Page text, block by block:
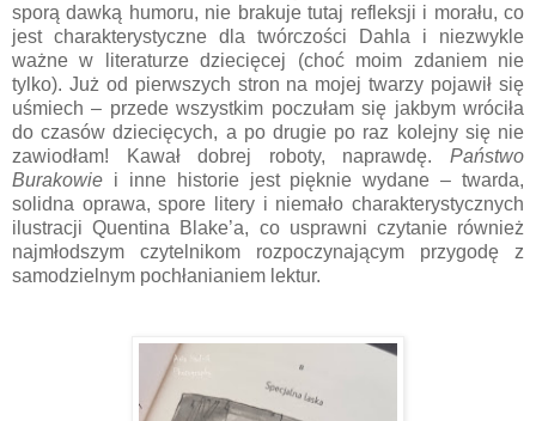
sporą dawką humoru, nie brakuje tutaj refleksji i morału, co
jest charakterystyczne dla twórczości Dahla i niezwykle
ważne w literaturze dziecięcej (choć moim zdaniem nie
tylko). Już od pierwszych stron na mojej twarzy pojawił się
uśmiech – przede wszystkim poczułam się jakbym wróciła
do czasów dziecięcych, a po drugie po raz kolejny się nie
zawiodłam! Kawał dobrej roboty, naprawdę. Państwo
Burakowie i inne historie jest pięknie wydane – twarda,
solidna oprawa, spore litery i niemało charakterystycznych
ilustracji Quentina Blake’a, co usprawni czytanie również
najmłodszym czytelnikom rozpoczynającym przygodę z
samodzielnym pochłanianiem lektur.